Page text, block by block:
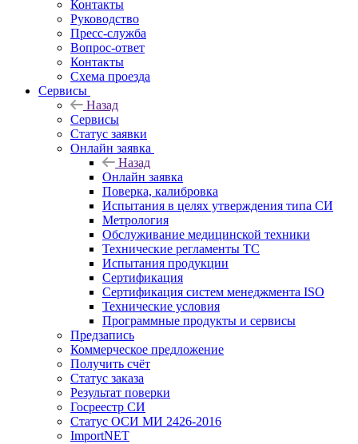
Контакты
Руководство
Пресс-служба
Вопрос-ответ
Контакты
Схема проезда
Сервисы
Назад
Сервисы
Статус заявки
Онлайн заявка
Назад
Онлайн заявка
Поверка, калибровка
Испытания в целях утверждения типа СИ
Метрология
Обслуживание медицинской техники
Технические регламенты ТС
Испытания продукции
Сертификация
Сертификация систем менеджмента ISO
Технические условия
Программные продукты и сервисы
Предзапись
Коммерческое предложение
Получить счёт
Статус заказа
Результат поверки
Госреестр СИ
Статус ОСИ МИ 2426-2016
ImportNET